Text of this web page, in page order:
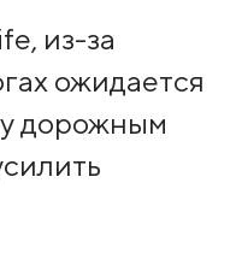
из-за
ожидается
дорожным